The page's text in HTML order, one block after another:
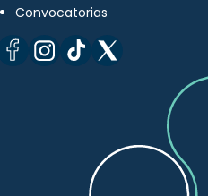
Convocatorias